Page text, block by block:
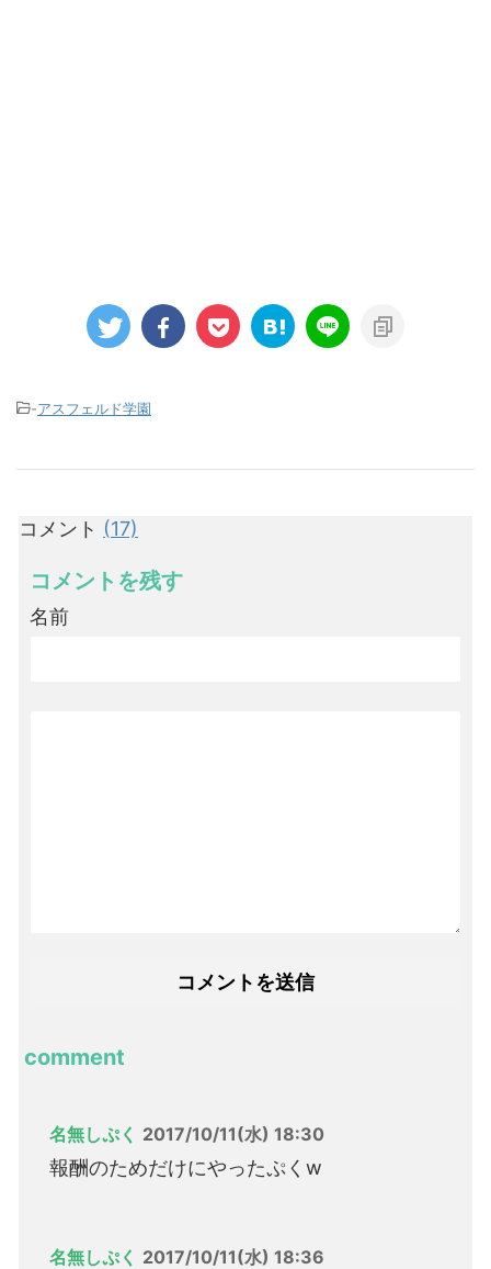
-アスフェルド学園
コメント (17)
コメントを残す
名前
comment
名無しぷく 2017/10/11(水) 18:30
報酬のためだけにやったぷくw
名無しぷく 2017/10/11(水) 18:36